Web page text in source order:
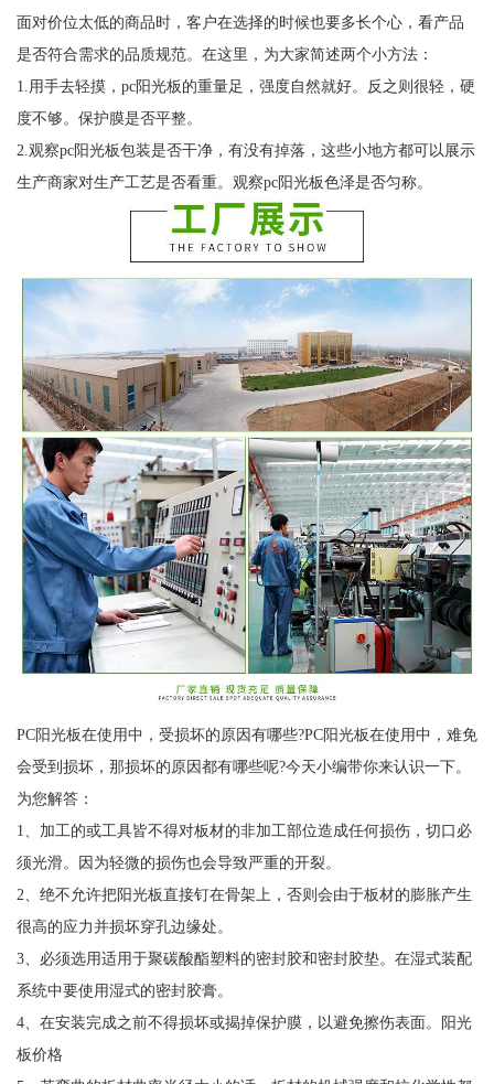
面对价位太低的商品时，客户在选择的时候也要多长个心，看产品
是否符合需求的品质规范。在这里，为大家简述两个小方法：
1.用手去轻摸，pc阳光板的重量足，强度自然就好。反之则很轻，硬
度不够。保护膜是否平整。
2.观察pc阳光板包装是否干净，有没有掉落，这些小地方都可以展示
生产商家对生产工艺是否看重。观察pc阳光板色泽是否匀称。
PC阳光板在使用中，受损坏的原因有哪些?PC阳光板在使用中，难免
会受到损坏，那损坏的原因都有哪些呢?今天小编带你来认识一下。
为您解答：
1、加工的或工具皆不得对板材的非加工部位造成任何损伤，切口必
须光滑。因为轻微的损伤也会导致严重的开裂。
2、绝不允许把阳光板直接钉在骨架上，否则会由于板材的膨胀产生
很高的应力并损坏穿孔边缘处。
3、必须选用适用于聚碳酸酯塑料的密封胶和密封胶垫。在湿式装配
系统中要使用湿式的密封胶膏。
4、在安装完成之前不得损坏或揭掉保护膜，以避免擦伤表面。阳光
板价格